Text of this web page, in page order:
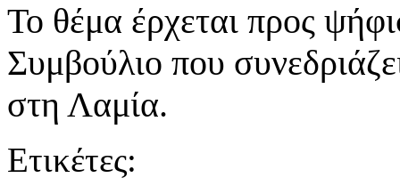
Το θέμα έρχεται προς
Συμβούλιο που
στη Λαμία.
Ετικέτες: